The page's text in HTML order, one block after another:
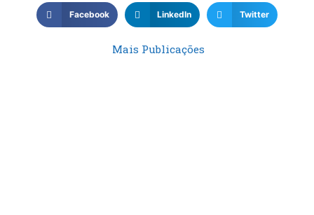
Facebook LinkedIn Twitter
Mais Publicações